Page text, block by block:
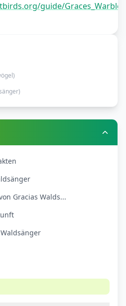
guide/
)
)
Gracias Walds...